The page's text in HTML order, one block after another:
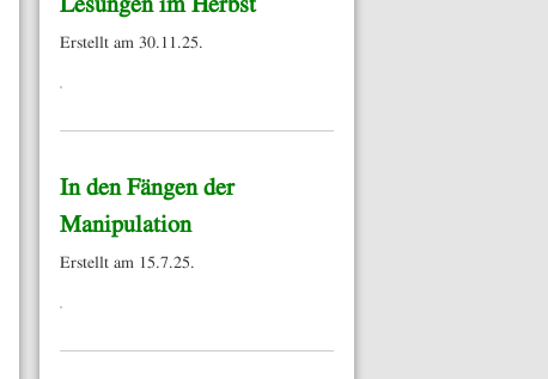
Erstellt am 30.11.25.
In den Fängen der
Manipulation
Erstellt am 15.7.25.